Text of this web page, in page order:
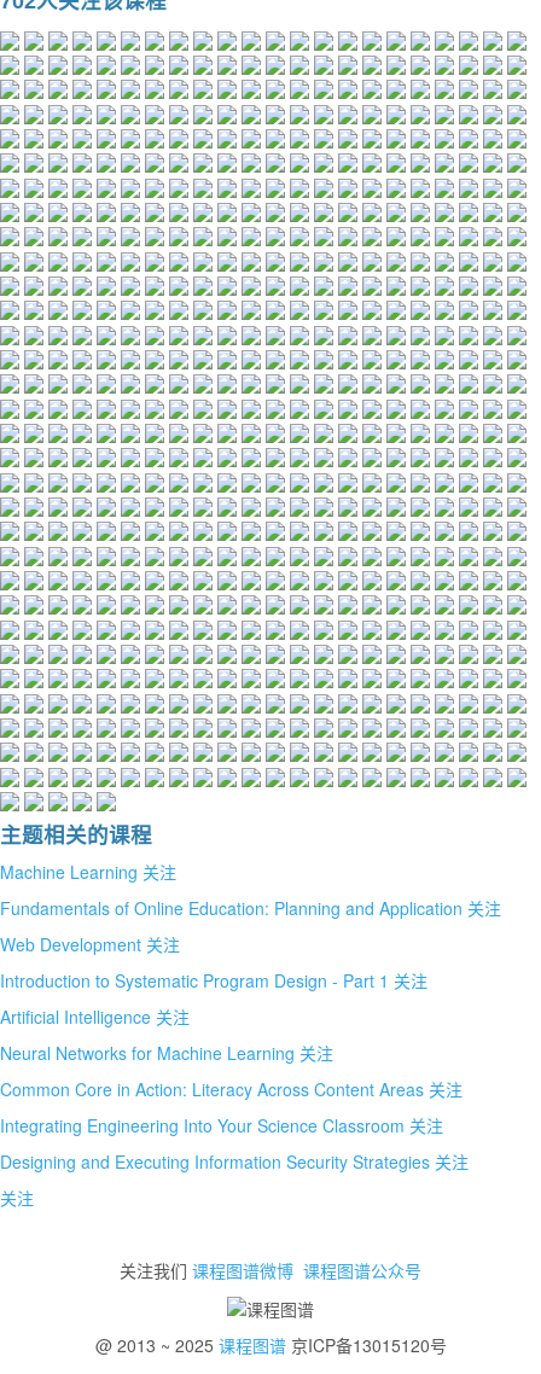
主题相关的课程
Machine Learning 关注
Fundamentals of Online Education: Planning and Application 关注
Web Development 关注
Introduction to Systematic Program Design - Part 1 关注
Artificial Intelligence 关注
Neural Networks for Machine Learning 关注
Common Core in Action: Literacy Across Content Areas 关注
Integrating Engineering Into Your Science Classroom 关注
Designing and Executing Information Security Strategies 关注
关注
关注我们 课程图谱微博 课程图谱公众号
@ 2013 ~ 2025 课程图谱京ICP备13015120号